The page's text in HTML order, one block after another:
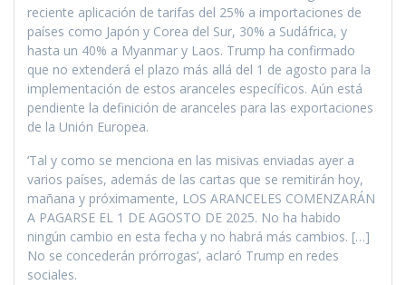
reciente aplicación de tarifas del 25% a importaciones de
países como Japón y Corea del Sur, 30% a Sudáfrica, y
hasta un 40% a Myanmar y Laos. Trump ha confirmado
que no extenderá el plazo más allá del 1 de agosto para la
implementación de estos aranceles específicos. Aún está
pendiente la definición de aranceles para las exportaciones
de la Unión Europea.
‘Tal y como se menciona en las misivas enviadas ayer a
varios países, además de las cartas que se remitirán hoy,
mañana y próximamente, LOS ARANCELES COMENZARÁN
A PAGARSE EL 1 DE AGOSTO DE 2025. No ha habido
ningún cambio en esta fecha y no habrá más cambios. […]
No se concederán prórrogas’, aclaró Trump en redes
sociales.